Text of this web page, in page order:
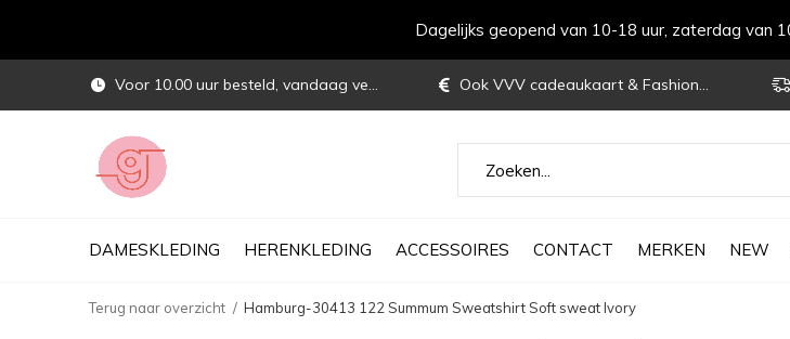
DAMESKLEDING HERENKLEDING ACCESSOIRES CONTACT MERKEN NEW
Voor 10.00 uur besteld, vandaag verstuurd Ook VVV cadeaukaart & Fashioncheque
Dagelijks geopend van 10-18 uur, zaterdag van
Terug naar overzicht Hamburg-30413 122 Summum Sweatshirt Soft sweat Ivory